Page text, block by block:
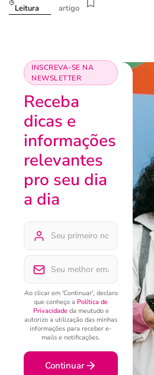
Leitura
artigo
INSCREVA-SE NA
NEWSLETTER
Receba
dicas e
informações
relevantes
pro seu dia
a dia
Ao clicar em 'Continuar', declaro
que conheço a Política de
Privacidadeda meutudo e
autorizo a utilização das minhas
informações para receber e-
mails e notificações.
Continuar